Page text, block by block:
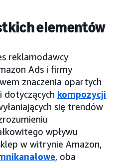
elementów
reklamodawcy
Ads i firmy
znaczenia opartych
dotyczących kompozycji
się trendów
wpływu
w witrynie Amazon,
, oba